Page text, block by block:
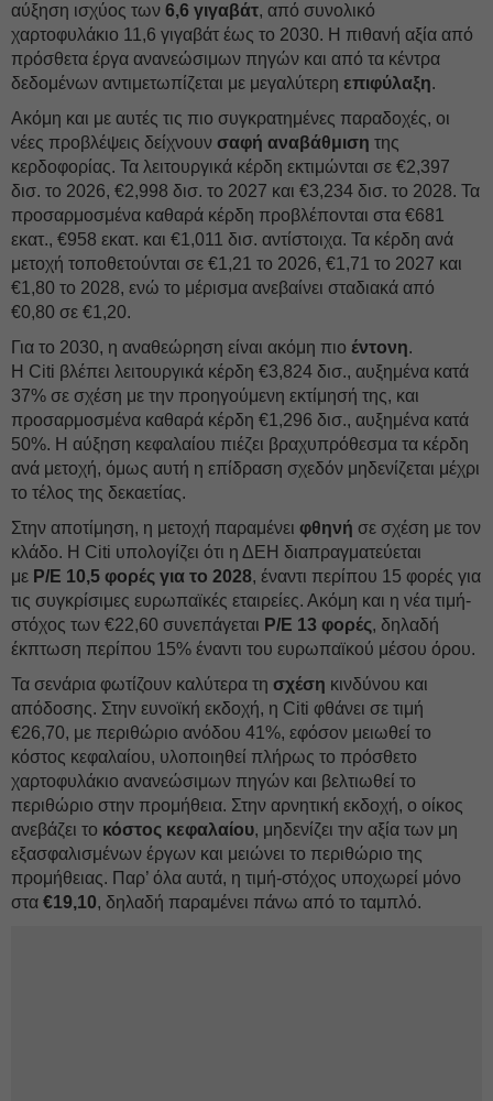
αύξηση ισχύος των 6,6 γιγαβάτ, από συνολικό
χαρτοφυλάκιο 11,6 γιγαβάτ έως το 2030. Η πιθανή αξία από
πρόσθετα έργα ανανεώσιμων πηγών και από τα κέντρα
δεδομένων αντιμετωπίζεται με μεγαλύτερη επιφύλαξη.
Ακόμη και με αυτές τις πιο συγκρατημένες παραδοχές, οι
νέες προβλέψεις δείχνουν σαφή αναβάθμιση της
κερδοφορίας. Τα λειτουργικά κέρδη εκτιμώνται σε €2,397
δισ. το 2026, €2,998 δισ. το 2027 και €3,234 δισ. το 2028. Τα
προσαρμοσμένα καθαρά κέρδη προβλέπονται στα €681
εκατ., €958 εκατ. και €1,011 δισ. αντίστοιχα. Τα κέρδη ανά
μετοχή τοποθετούνται σε €1,21 το 2026, €1,71 το 2027 και
€1,80 το 2028, ενώ το μέρισμα ανεβαίνει σταδιακά από
€0,80 σε €1,20.
Για το 2030, η αναθεώρηση είναι ακόμη πιο έντονη.
Η Citi βλέπει λειτουργικά κέρδη €3,824 δισ., αυξημένα κατά
37% σε σχέση με την προηγούμενη εκτίμησή της, και
προσαρμοσμένα καθαρά κέρδη €1,296 δισ., αυξημένα κατά
50%. Η αύξηση κεφαλαίου πιέζει βραχυπρόθεσμα τα κέρδη
ανά μετοχή, όμως αυτή η επίδραση σχεδόν μηδενίζεται μέχρι
το τέλος της δεκαετίας.
Στην αποτίμηση, η μετοχή παραμένει φθηνή σε σχέση με τον
κλάδο. Η Citi υπολογίζει ότι η ΔΕH διαπραγματεύεται
με P/E 10,5 φορές για το 2028, έναντι περίπου 15 φορές για
τις συγκρίσιμες ευρωπαϊκές εταιρείες. Ακόμη και η νέα τιμή-
στόχος των €22,60 συνεπάγεται P/E 13 φορές, δηλαδή
έκπτωση περίπου 15% έναντι του ευρωπαϊκού μέσου όρου.
Τα σενάρια φωτίζουν καλύτερα τη σχέση κινδύνου και
απόδοσης. Στην ευνοϊκή εκδοχή, η Citi φθάνει σε τιμή
€26,70, με περιθώριο ανόδου 41%, εφόσον μειωθεί το
κόστος κεφαλαίου, υλοποιηθεί πλήρως το πρόσθετο
χαρτοφυλάκιο ανανεώσιμων πηγών και βελτιωθεί το
περιθώριο στην προμήθεια. Στην αρνητική εκδοχή, ο οίκος
ανεβάζει το κόστος κεφαλαίου, μηδενίζει την αξία των μη
εξασφαλισμένων έργων και μειώνει το περιθώριο της
προμήθειας. Παρ’ όλα αυτά, η τιμή-στόχος υποχωρεί μόνο
στα €19,10, δηλαδή παραμένει πάνω από το ταμπλό.